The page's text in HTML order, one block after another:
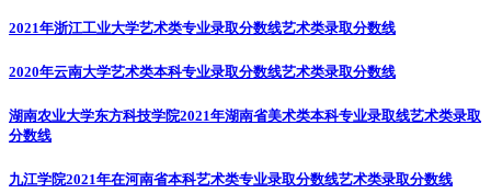
2021年浙江工业大学艺术类专业录取分数线艺术类录取分数线
2020年云南大学艺术类本科专业录取分数线艺术类录取分数线
湖南农业大学东方科技学院2021年湖南省美术类本科专业录取线艺术类录取
分数线
九江学院2021年在河南省本科艺术类专业录取分数线艺术类录取分数线